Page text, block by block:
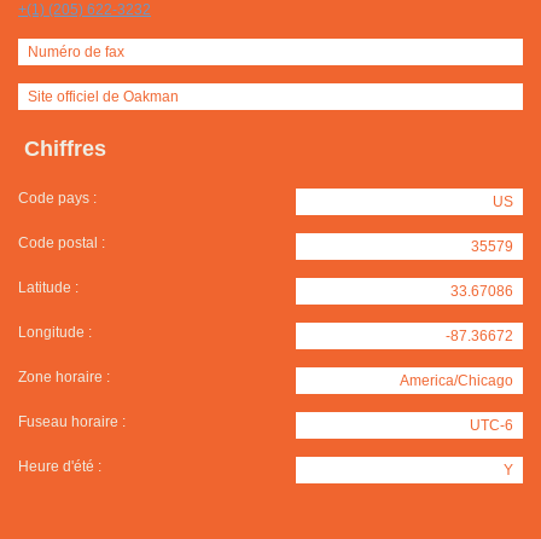
+(1) (205) 622-3232
Numéro de fax
Site officiel de Oakman
Chiffres
Code pays : US
Code postal : 35579
Latitude : 33.67086
Longitude : -87.36672
Zone horaire : America/Chicago
Fuseau horaire : UTC-6
Heure d'été : Y